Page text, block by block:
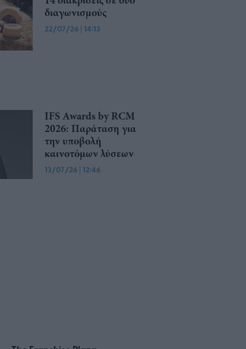
διαγωνισμούς
22/07/26 | 14:13
IFS Awards by RCM
2026: Παράταση για
την υποβολή
καινοτόμων λύσεων
13/07/26 | 12:46